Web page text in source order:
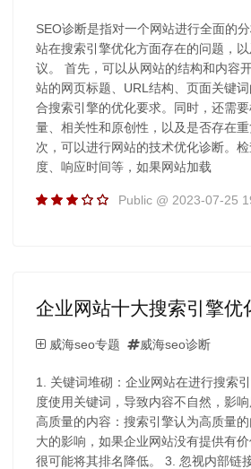
SEO诊断是指对一个网站进行全面的
站在搜索引擎优化方面存在的问题，
议。 首先，可以从网站的结构和内容
站的网页标题、URL结构、页面关键
合搜索引擎的优化要求。同时，还需
量、相关性和原创性，以及是否存在
次，可以进行网站的技术优化诊断。
度、响应时间等，如果网站加载
Public @ 2023-07-25
企业网站十大搜索引擎优
威海seo专题 威海seo诊断
1. 关键词堆砌：企业网站在进行搜索
度使用关键词，导致内容不自然，影
高质量的内容：搜索引擎认为高质量
大的影响，如果企业网站没有提供有
很可能将其排名降低。 3. 忽视内部链